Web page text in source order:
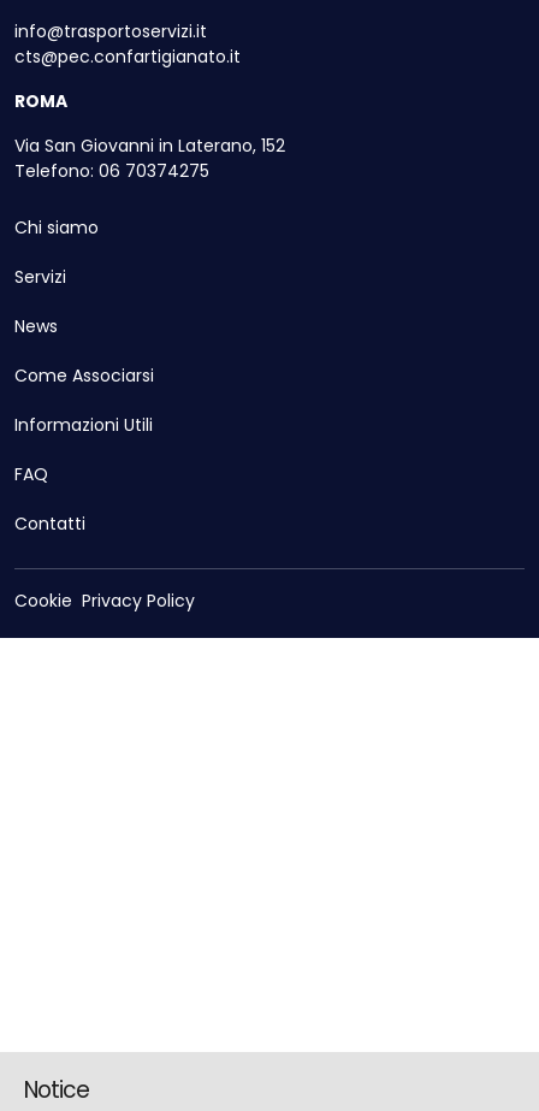
info@trasportoservizi.it
cts@pec.confartigianato.it
ROMA
Via San Giovanni in Laterano, 152
Telefono: 06 70374275
Chi siamo
Servizi
News
Come Associarsi
Informazioni Utili
FAQ
Contatti
Cookie Privacy Policy
Notice